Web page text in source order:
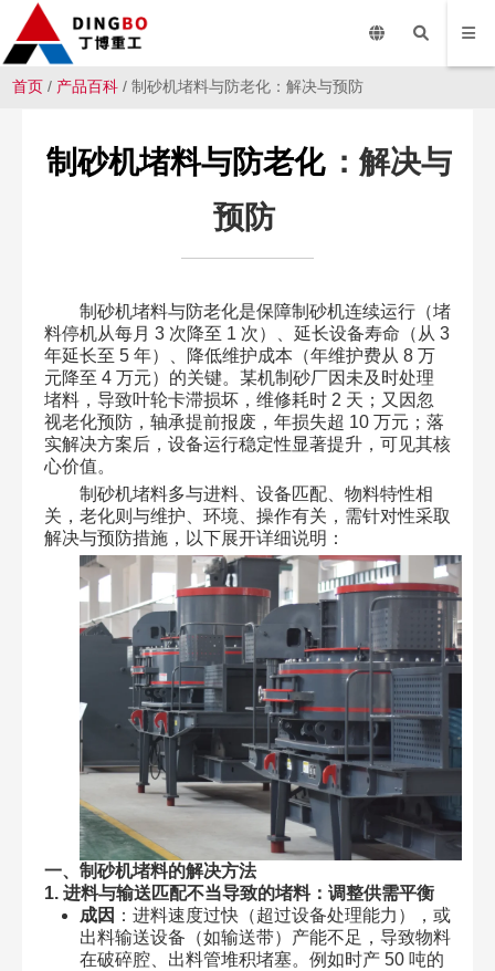
首页 / 产品百科 / 制砂机堵料与防老化：解决与预防
制砂机堵料与防老化 ：解决与
预防
制砂机堵料与防老化是保障制砂机连续运行（堵
料停机从每月 3 次降至 1 次）、延长设备寿命（从 3
年延长至 5 年）、降低维护成本（年维护费从 8 万
元降至 4 万元）的关键。某机制砂厂因未及时处理
堵料，导致叶轮卡滞损坏，维修耗时 2 天；又因忽
视老化预防，轴承提前报废，年损失超 10 万元；落
实解决方案后，设备运行稳定性显著提升，可见其核
心价值。
制砂机堵料多与进料、设备匹配、物料特性相
关，老化则与维护、环境、操作有关，需针对性采取
解决与预防措施，以下展开详细说明：
一、制砂机堵料的解决方法
1. 进料与输送匹配不当导致的堵料：调整供需平衡
成因 ：进料速度过快（超过设备处理能力），或
出料输送设备（如输送带）产能不足，导致物料
在破碎腔、出料管堆积堵塞。例如时产 50 吨的